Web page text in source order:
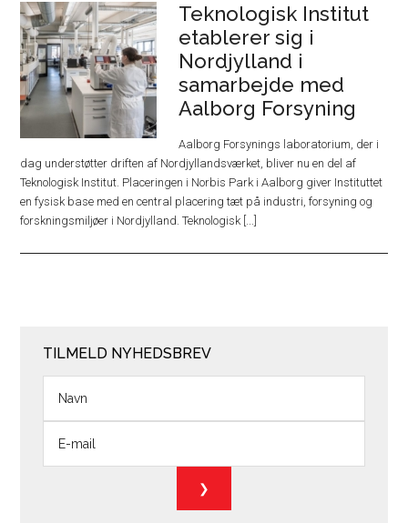
Teknologisk Institut
etablerer sig i
Nordjylland i
samarbejde med
Aalborg Forsyning
Aalborg Forsynings laboratorium, der i
dag understøtter driften af Nordjyllandsværket, bliver nu en del af
Teknologisk Institut. Placeringen i Norbis Park i Aalborg giver Instituttet
en fysisk base med en central placering tæt på industri, forsyning og
forskningsmiljøer i Nordjylland. Teknologisk [...]
TILMELD NYHEDSBREV